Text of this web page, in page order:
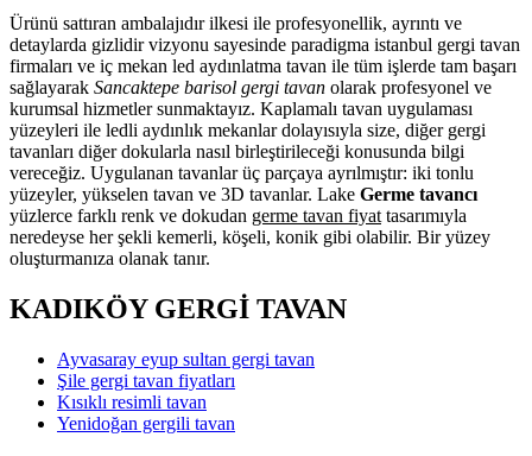
Ürünü sattıran ambalajıdır ilkesi ile profesyonellik, ayrıntı ve
detaylarda gizlidir vizyonu sayesinde paradigma istanbul gergi tavan
firmaları ve iç mekan led aydınlatma tavan ile tüm işlerde tam başarı
sağlayarak Sancaktepe barisol gergi tavan olarak profesyonel ve
kurumsal hizmetler sunmaktayız. Kaplamalı tavan uygulaması
yüzeyleri ile ledli aydınlık mekanlar dolayısıyla size, diğer gergi
tavanları diğer dokularla nasıl birleştirileceği konusunda bilgi
vereceğiz. Uygulanan tavanlar üç parçaya ayrılmıştır: iki tonlu
yüzeyler, yükselen tavan ve 3D tavanlar. Lake Germe tavancı
yüzlerce farklı renk ve dokudan germe tavan fiyat tasarımıyla
neredeyse her şekli kemerli, köşeli, konik gibi olabilir. Bir yüzey
oluşturmanıza olanak tanır.
KADIKÖY GERGİ TAVAN
Ayvasaray eyup sultan gergi tavan
Şile gergi tavan fiyatları
Kısıklı resimli tavan
Yenidoğan gergili tavan